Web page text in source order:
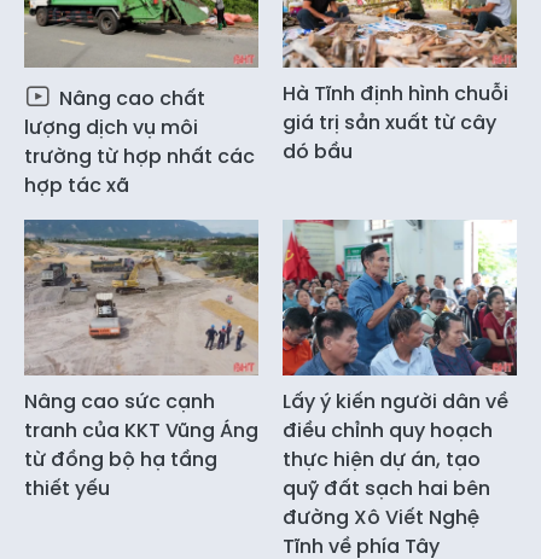
Nâng cao chất
lượng dịch vụ môi
trường từ hợp nhất các
hợp tác xã
Hà Tĩnh định hình chuỗi
giá trị sản xuất từ cây
dó bầu
Nâng cao sức cạnh
tranh của KKT Vũng Áng
từ đồng bộ hạ tầng
thiết yếu
Lấy ý kiến người dân về
điều chỉnh quy hoạch
thực hiện dự án, tạo
quỹ đất sạch hai bên
đường Xô Viết Nghệ
Tĩnh về phía Tây